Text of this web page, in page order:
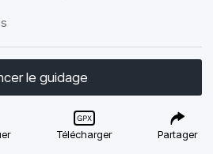
le guidage
Télécharger Partager